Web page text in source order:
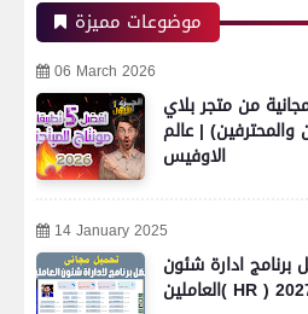
موضوعات مميزة
06 March 2026
مجانية من متجر بلاي
والمحترفين) | عالم
الاوفيس
14 January 2025
ادارة شئون